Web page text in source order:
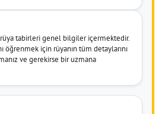
tabirleri genel bilgiler içermektedir.
öğrenmek için rüyanın tüm detaylarını
ve gerekirse bir uzmana